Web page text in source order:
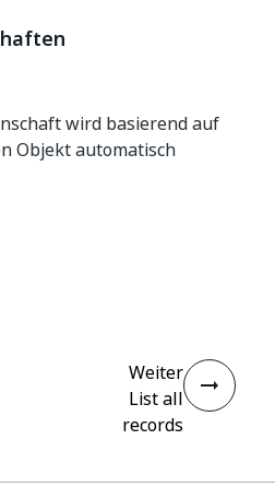
wird basierend auf
Objekt automatisch
Weiter
List all
records